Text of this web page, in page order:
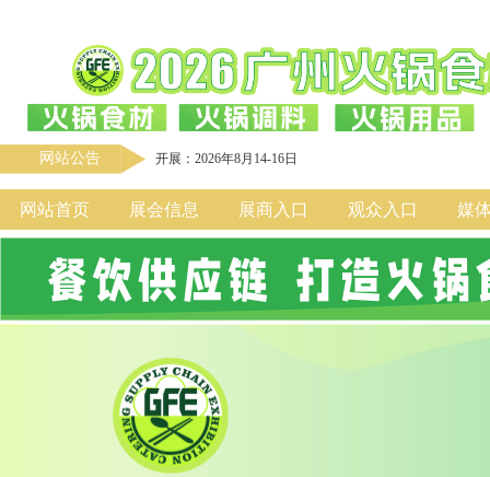
网站公告 开展：2026年8月14-16日
网站首页 展会信息 展商入口 观众入口 媒